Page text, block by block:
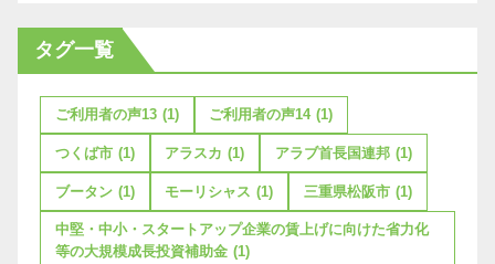
タグ一覧
ご利用者の声13 (1) ご利用者の声14 (1)
つくば市 (1) アラスカ (1) アラブ首長国連邦 (1)
ブータン (1) モーリシャス (1) 三重県松阪市 (1)
中堅・中小・スタートアップ企業の賃上げに向けた省力化
等の大規模成長投資補助金 (1)